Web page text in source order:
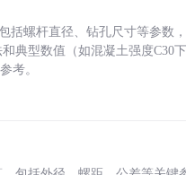
括螺杆直径、钻孔尺寸等参数
典型数值（如混凝土强度C30
考。